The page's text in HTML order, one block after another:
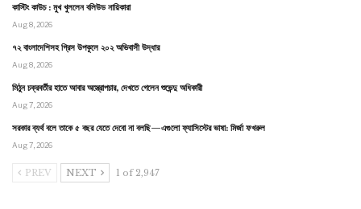
কাস্টিং কাউচ : মুখ খুললেন বলিউড নায়িকারা
Aug 8, 2026
৭২ বাংলাদেশিসহ গ্রিস উপকূলে ২০২ অভিবাসী উদ্ধার
Aug 8, 2026
মিঠুন চক্রবর্তীর হাতে আবার অস্ত্রোপচার, দেখতে গেলেন শুভেন্দু অধিকারী
Aug 7, 2026
সরকার ব্যর্থ বলে তাকে ৫ বছর যেতে দেবো না বলছি—এগুলো ফ্যাসিস্টের ভাষা: মির্জা ফখরুল
Aug 7, 2026
PREV NEXT 1 of 2,947